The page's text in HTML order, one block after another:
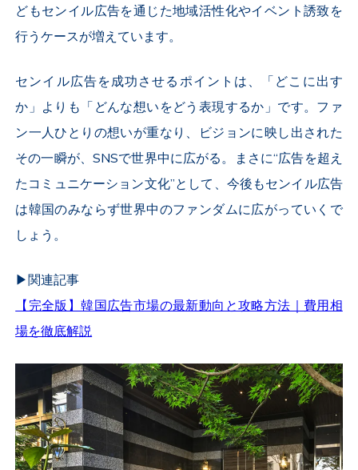
どもセンイル広告を通じた地域活性化やイベント誘致を
行うケースが増えています。
センイル広告を成功させるポイントは、「どこに出す
か」よりも「どんな想いをどう表現するか」です。ファ
ン一人ひとりの想いが重なり、ビジョンに映し出された
その一瞬が、SNSで世界中に広がる。まさに“広告を超え
たコミュニケーション文化”として、今後もセンイル広告
は韓国のみならず世界中のファンダムに広がっていくで
しょう。
▶︎関連記事
【完全版】韓国広告市場の最新動向と攻略方法｜費用相
場を徹底解説